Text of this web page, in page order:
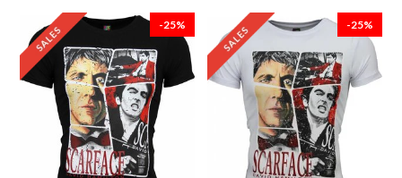
-25% -25%